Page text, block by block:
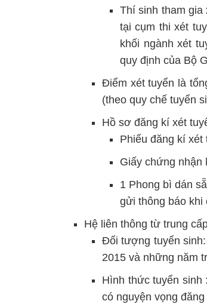
Thí sinh tham
tại cụm thi xét
khối ngành xét
quy định của Bộ
Điểm xét tuyển là
(theo quy chế tuyển
Hồ sơ đăng kí xét
Phiếu đăng kí
Giấy chứng nhận
1 Phong bì dán
gửi thông báo khi
Hệ liên thông từ trung
Đối tượng tuyển
2015 và những năm
Hình thức tuyển
có nguyện vọng